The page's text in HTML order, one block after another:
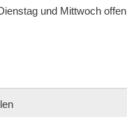
und Mittwoch offen